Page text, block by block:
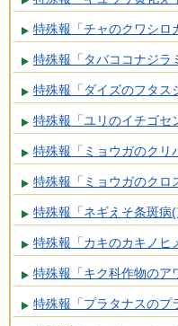
特殊報「チャのクワシロ
特殊報「タバココナジラ
特殊報「ダイズのフタス
特殊報「ユリのイチゴセ
特殊報「ミョウガのクリ
特殊報「ミョウガのクロ
特殊報「ネギえそ条斑病
特殊報「カキのカキノヒ
特殊報「キク科作物のア
特殊報「プラタナスのプ